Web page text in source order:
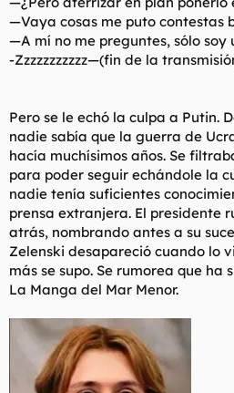
—Vaya cosas me puto contestas
—A mí no me preguntes, sólo soy
-Zzzzzzzzzzz—(fin de la
Pero se le echó la culpa a Putin.
nadie sabía que la guerra de
hacía muchísimos años. Se
para poder seguir echándole la
nadie tenía suficientes
prensa extranjera. El presidente
atrás, nombrando antes a su
Zelenski desapareció cuando lo
más se supo. Se rumorea que ha
La Manga del Mar Menor.